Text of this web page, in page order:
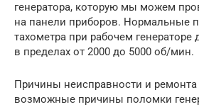
генератора, которую мы можем
на панели приборов. Нормальные
тахометра при рабочем
в пределах от 2000 до 5000 об/мин.
Причины неисправности и ремонта
возможные причины поломки